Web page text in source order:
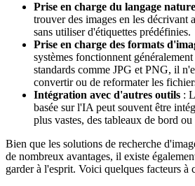
Prise en charge du langage
trouver des images en les décrivant
sans utiliser d'étiquettes prédéfinies.
Prise en charge des formats
systèmes fonctionnent
standards comme JPG et PNG, il
convertir ou de reformater les
Intégration avec d'autres outils :
basée sur l'IA peut souvent être
plus vastes, des tableaux de bord
Bien que les solutions de recherche
de nombreux avantages, il existe
garder à l'esprit. Voici quelques facteurs à